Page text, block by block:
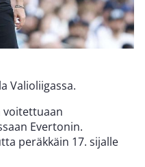
Valioliigassa.
voitettuaan
Evertonin.
peräkkäin 17. sijalle